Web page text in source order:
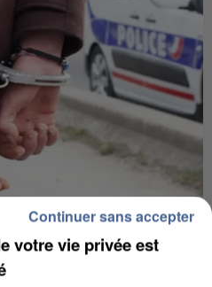
LA DZ MAFIA
votre vie privée est
Continuer sans accepter